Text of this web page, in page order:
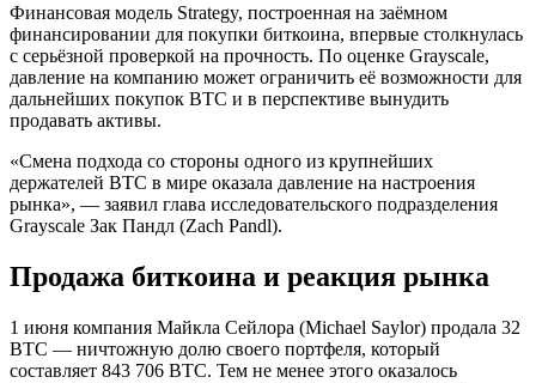
Финансовая модель Strategy, построенная на заёмном
финансировании для покупки биткоина, впервые столкнулась
с серьёзной проверкой на прочность. По оценке Grayscale,
давление на компанию может ограничить её возможности для
дальнейших покупок BTC и в перспективе вынудить
продавать активы.
«Смена подхода со стороны одного из крупнейших
держателей BTC в мире оказала давление на настроения
рынка», — заявил глава исследовательского подразделения
Grayscale Зак Пандл (Zach Pandl).
Продажа биткоина и реакция рынка
1 июня компания Майкла Сейлора (Michael Saylor) продала 32
BTC — ничтожную долю своего портфеля, который
составляет 843 706 BTC. Тем не менее этого оказалось